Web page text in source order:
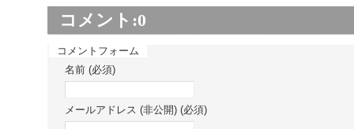
コメント:0
コメントフォーム
名前 (必須)
メールアドレス (非公開) (必須)